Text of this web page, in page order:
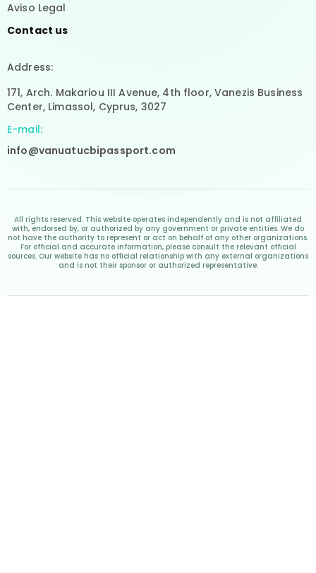
Aviso Legal
Contact us
Address:
171, Arch. Makariou III Avenue, 4th floor, Vanezis Business
Center, Limassol, Cyprus, 3027
E-mail:
info@vanuatucbipassport.com
All rights reserved. This website operates independently and is not affiliated
with, endorsed by, or authorized by any government or private entities. We do
not have the authority to represent or act on behalf of any other organizations.
For official and accurate information, please consult the relevant official
sources. Our website has no official relationship with any external organizations
and is not their sponsor or authorized representative.